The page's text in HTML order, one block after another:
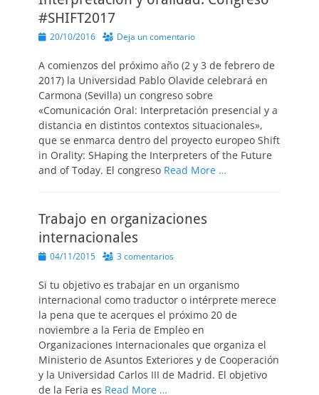
#SHIFT2017
Publicado
20/10/2016 Deja un comentario
A comienzos del próximo año (2 y 3 de febrero de
2017) la Universidad Pablo Olavide celebrará en
Carmona (Sevilla) un congreso sobre
«Comunicación Oral: Interpretación presencial y a
distancia en distintos contextos situacionales»,
que se enmarca dentro del proyecto europeo Shift
in Orality: SHaping the Interpreters of the Future
and of Today. El congreso Read More …
Trabajo en organizaciones
internacionales
Publicado
04/11/2015 3 comentarios
Si tu objetivo es trabajar en un organismo
internacional como traductor o intérprete merece
la pena que te acerques el próximo 20 de
noviembre a la Feria de Empleo en
Organizaciones Internacionales que organiza el
Ministerio de Asuntos Exteriores y de Cooperación
y la Universidad Carlos III de Madrid. El objetivo
de la Feria es Read More …